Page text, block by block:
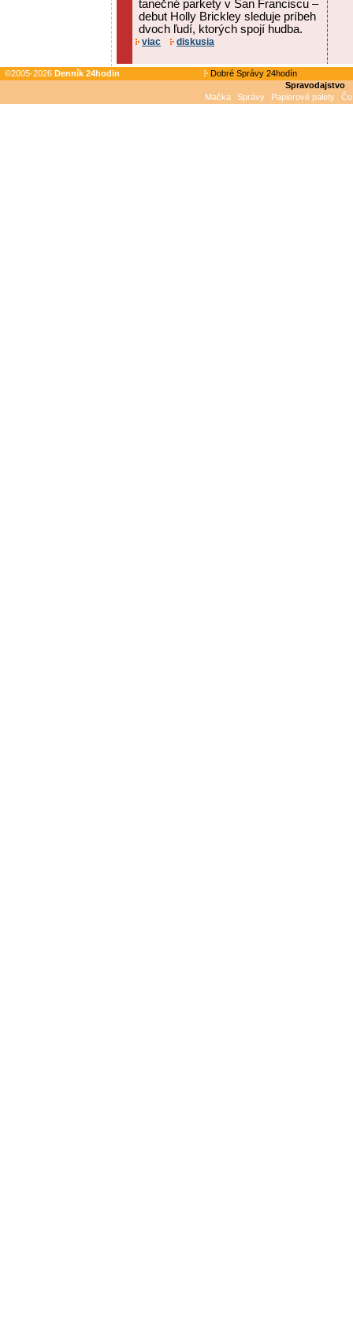
tanečné parkety v San Franciscu –
debut Holly Brickley sleduje príbeh
dvoch ľudí, ktorých spojí hudba.
viac diskusia
©2005-2026 Denník 24hodin
Dobré Správy 24hodín
Spravodajstvo
Mačka
Správy Papierové palety